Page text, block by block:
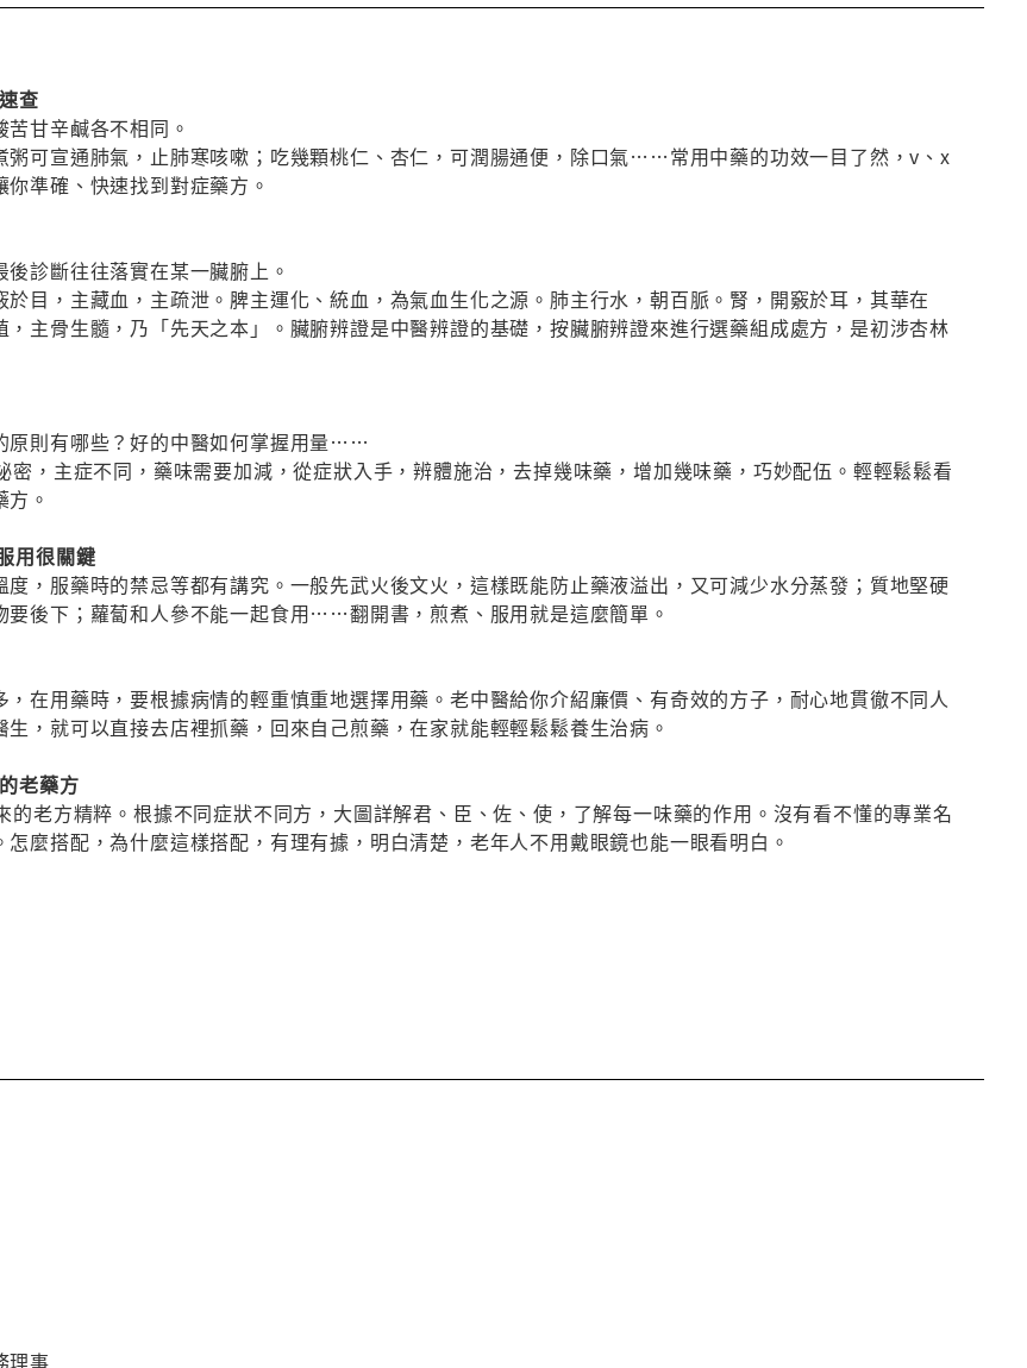
查
甘辛鹹各不相同。
粥可宣通肺氣，止肺寒咳嗽；吃幾顆桃仁、杏仁，可潤腸通便，除口氣……常用中藥的功效一目了然，v、x
準確、快速找到對症藥方。
診斷往往落實在某一臟腑上。
目，主藏血，主疏泄。脾主運化、統血，為氣血生化之源。肺主行水，朝百脈。腎，開竅於耳，其華在
主骨生髓，乃「先天之本」。臟腑辨證是中醫辨證的基礎，按臟腑辨證來進行選藥組成處方，是初涉杏林
原則有哪些？好的中醫如何掌握用量……
密，主症不同，藥味需要加減，從症狀入手，辨體施治，去掉幾味藥，增加幾味藥，巧妙配伍。輕輕鬆鬆看
。
用很關鍵
，服藥時的禁忌等都有講究。一般先武火後文火，這樣既能防止藥液溢出，又可減少水分蒸發；質地堅硬
要後下；蘿蔔和人參不能一起食用……翻開書，煎煮、服用就是這麼簡單。
在用藥時，要根據病情的輕重慎重地選擇用藥。老中醫給你介紹廉價、有奇效的方子，耐心地貫徹不同人
，就可以直接去店裡抓藥，回來自己煎藥，在家就能輕輕鬆鬆養生治病。
老藥方
的老方精粹。根據不同症狀不同方，大圖詳解君、臣、佐、使，了解每一味藥的作用。沒有看不懂的專業名
麼搭配，為什麼這樣搭配，有理有據，明白清楚，老年人不用戴眼鏡也能一眼看明白。
理事